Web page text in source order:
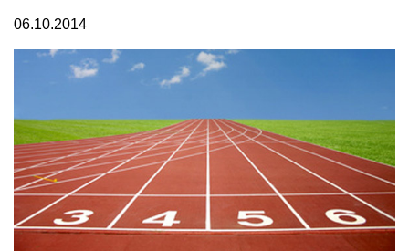
06.10.2014